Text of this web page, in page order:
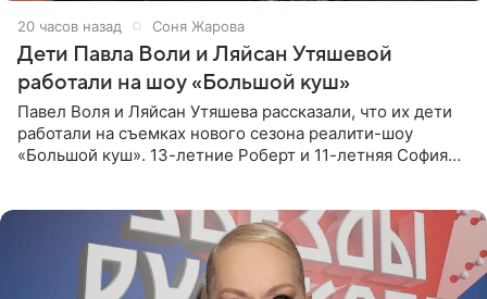
20 часов назад Соня Жарова
Дети Павла Воли и Ляйсан Утяшевой
работали на шоу «Большой куш»
Павел Воля и Ляйсан Утяшева рассказали, что их дети
работали на съемках нового сезона реалити-шоу
«Большой куш». 13-летние Роберт и 11-летняя София